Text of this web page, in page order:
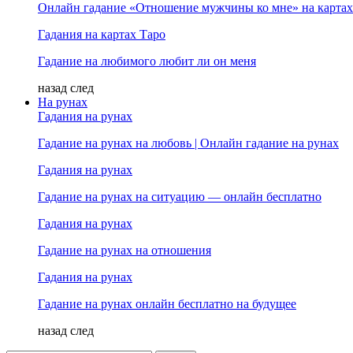
Онлайн гадание «Отношение мужчины ко мне» на
Гадания на картах Таро
Гадание на любимого любит ли он меня
назад след
На рунах
Гадания на рунах
Гадание на рунах на любовь | Онлайн гадание на рунах
Гадания на рунах
Гадание на рунах на ситуацию — онлайн бесплатно
Гадания на рунах
Гадание на рунах на отношения
Гадания на рунах
Гадание на рунах онлайн бесплатно на будущее
назад след